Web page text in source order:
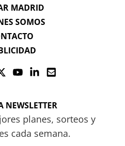
MADRID
SOMOS
NEWSLETTER
planes, sorteos y
cada semana.